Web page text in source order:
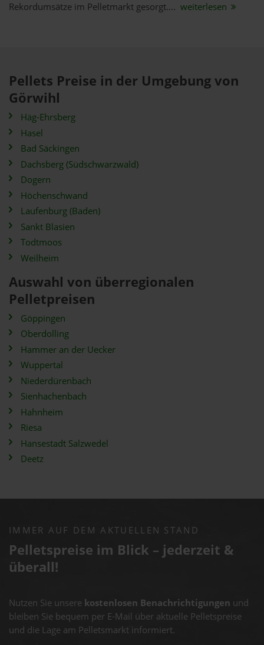
Rekordumsätze im Pelletmarkt gesorgt.... weiterlesen
Pellets Preise in der Umgebung von
Görwihl
Häg-Ehrsberg
Hasel
Bad Säckingen
Dachsberg (Südschwarzwald)
Dogern
Höchenschwand
Laufenburg (Baden)
Sankt Blasien
Todtmoos
Weilheim
Auswahl von überregionalen
Pelletpreisen
Göppingen
Oberdolling
Hammer an der Uecker
Wuppertal
Niederdürenbach
Sienhachenbach
Hahnheim
Riesa
Hansestadt Salzwedel
Deetz
IMMER AUF DEM AKTUELLEN STAND
Pelletspreise im Blick – jederzeit &
überall!
Nutzen Sie unsere kostenlosen Benachrichtigungen und
bleiben Sie bequem per E-Mail über aktuelle Pelletspreise
und die Lage am Pelletsmarkt informiert.